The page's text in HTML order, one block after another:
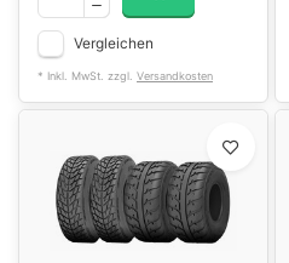
Vergleichen
* Inkl. MwSt. zzgl. Versandkosten